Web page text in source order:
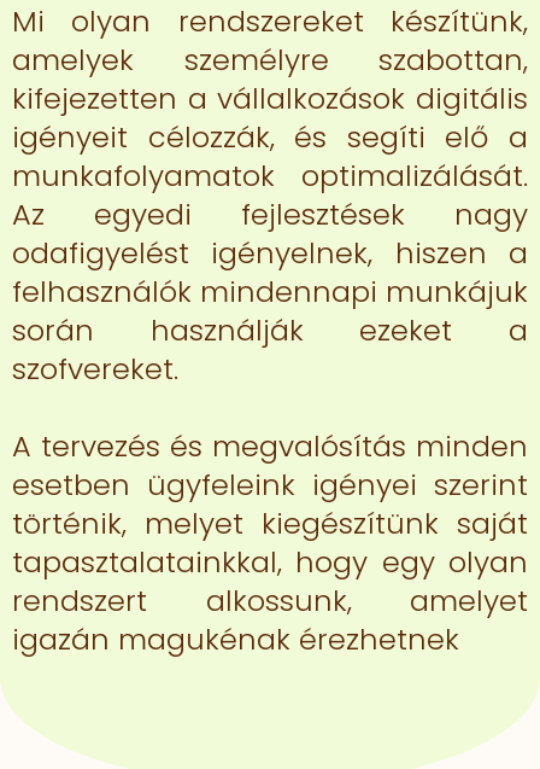
Mi olyan rendszereket készítünk,
amelyek személyre szabottan,
kifejezetten a vállalkozások digitális
igényeit célozzák, és segíti elő a
munkafolyamatok optimalizálását.
Az egyedi fejlesztések nagy
odafigyelést igényelnek, hiszen a
felhasználók mindennapi munkájuk
során használják ezeket a
szofvereket.
A tervezés és megvalósítás minden
esetben ügyfeleink igényei szerint
történik, melyet kiegészítünk saját
tapasztalatainkkal, hogy egy olyan
rendszert alkossunk, amelyet
igazán magukénak érezhetnek